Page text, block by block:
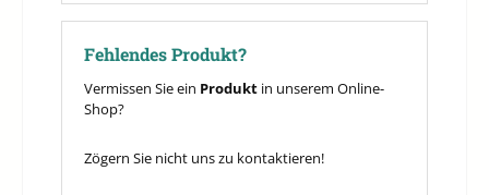
Fehlendes Produkt?
Vermissen Sie ein Produkt in unserem Online-
Shop?
Zögern Sie nicht uns zu kontaktieren!